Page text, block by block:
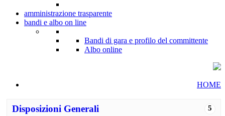
amministrazione trasparente
bandi e albo on line
Bandi di gara e profilo del committente
Albo online
HOME
5
Disposizioni Generali